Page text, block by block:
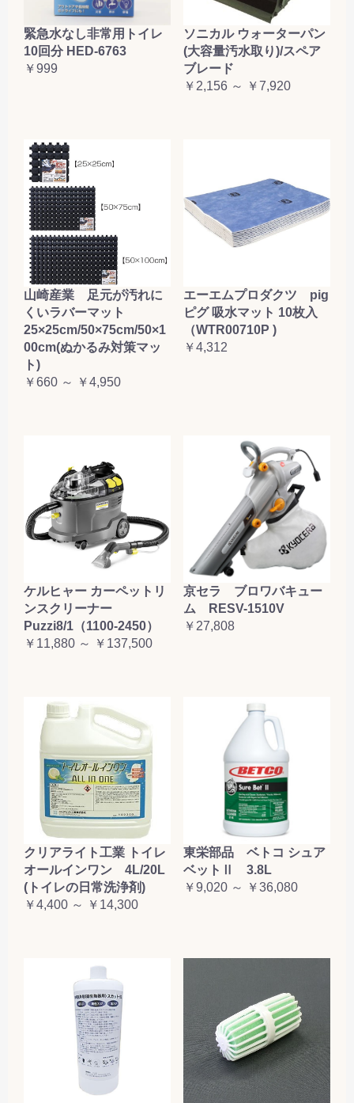
緊急水なし非常用トイレ
10回分 HED-6763
￥999
ソニカル ウォーターパン
(大容量汚水取り)/スペア
ブレード
￥2,156 ～ ￥7,920
山崎産業 足元が汚れに
くいラバーマット
25×25cm/50×75cm/50×1
00cm(ぬかるみ対策マッ
ト)
￥660 ～ ￥4,950
エーエムプロダクツ pig
ピグ 吸水マット 10枚入
（WTR00710P )
￥4,312
ケルヒャー カーペットリ
ンスクリーナー
Puzzi8/1（1100-2450）
￥11,880 ～ ￥137,500
京セラ ブロワバキュー
ム RESV-1510V
￥27,808
クリアライト工業 トイレ
オールインワン 4L/20L
(トイレの日常洗浄剤)
￥4,400 ～ ￥14,300
東栄部品 ベトコ シュア
ベットⅡ 3.8L
￥9,020 ～ ￥36,080